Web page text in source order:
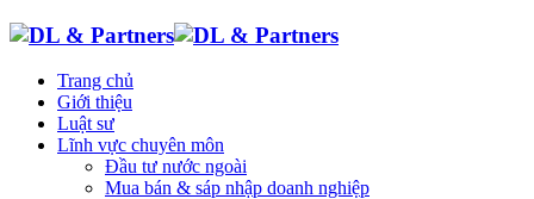
Trang chủ
Giới thiệu
Luật sư
Lĩnh vực chuyên môn
Đầu tư nước ngoài
Mua bán & sáp nhập doanh nghiệp